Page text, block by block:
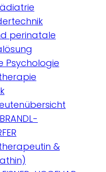
perinatale
Psychologie
&